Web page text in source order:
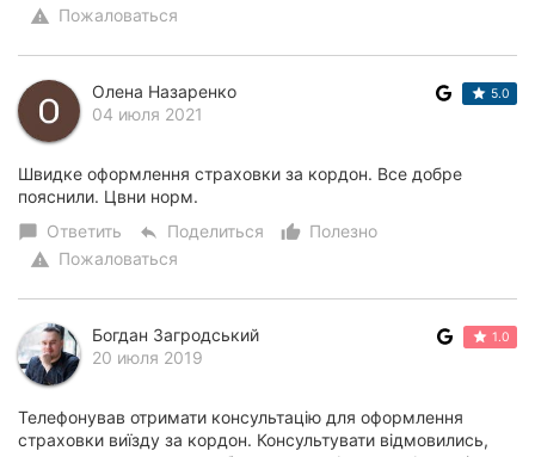
warning Пожаловаться
Олена Назаренко
04 июля 2021
5.0
Швидке оформлення страховки за кордон. Все добре
пояснили. Цвни норм.
chat_bubble Ответить reply Поделиться thumb_up_alt
Полезно
warning Пожаловаться
Богдан Загродський
20 июля 2019
1.0
Телефонував отримати консультацію для оформлення
страховки виїзду за кордон. Консультувати відмовились,